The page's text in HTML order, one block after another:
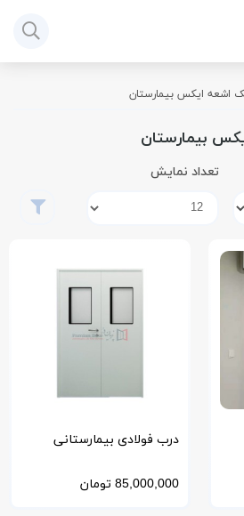
اشعه ایکس بیمارستان
بیمارستان
تعداد نمایش
درب فولادی بیمارستانی
CLEAN ROOM
85,000,000 تومان